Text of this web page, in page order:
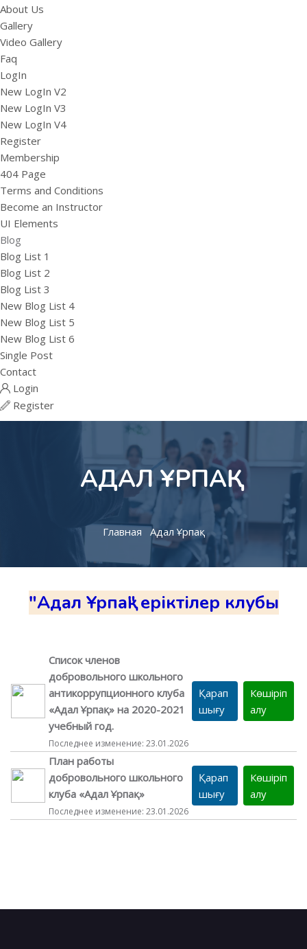
About Us
Gallery
Video Gallery
Faq
LogIn
New LogIn V2
New LogIn V3
New LogIn V4
Register
Membership
404 Page
Terms and Conditions
Become an Instructor
UI Elements
Blog
Blog List 1
Blog List 2
Blog List 3
New Blog List 4
New Blog List 5
New Blog List 6
Single Post
Contact
Login
Register
АДАЛ ҰРПАҚ
Главная Адал Ұрпақ
"Адал Ұрпақ" еріктілер клубы
Список членов
добровольного школьного
антикоррупционного клуба
«Адал Ұрпақ» на 2020-2021
учебный год.
Последнее изменение: 23.01.2026
Қарап
шығу
Көшіріп
алу
План работы
добровольного школьного
клуба «Адал Ұрпақ»
Последнее изменение: 23.01.2026
Қарап
шығу
Көшіріп
алу